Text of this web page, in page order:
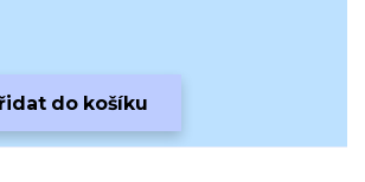
do košíku